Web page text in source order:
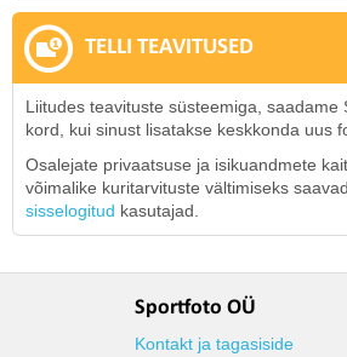
TELLI TEAVITUSED
Liitudes teavituste süsteemiga, saadame
kord, kui sinust lisatakse keskkonda uus
Osalejate privaatsuse ja isikuandmete
võimalike kuritarvituste vältimiseks
sisselogitud kasutajad.
Sportfoto OÜ
Kontakt ja tagasiside